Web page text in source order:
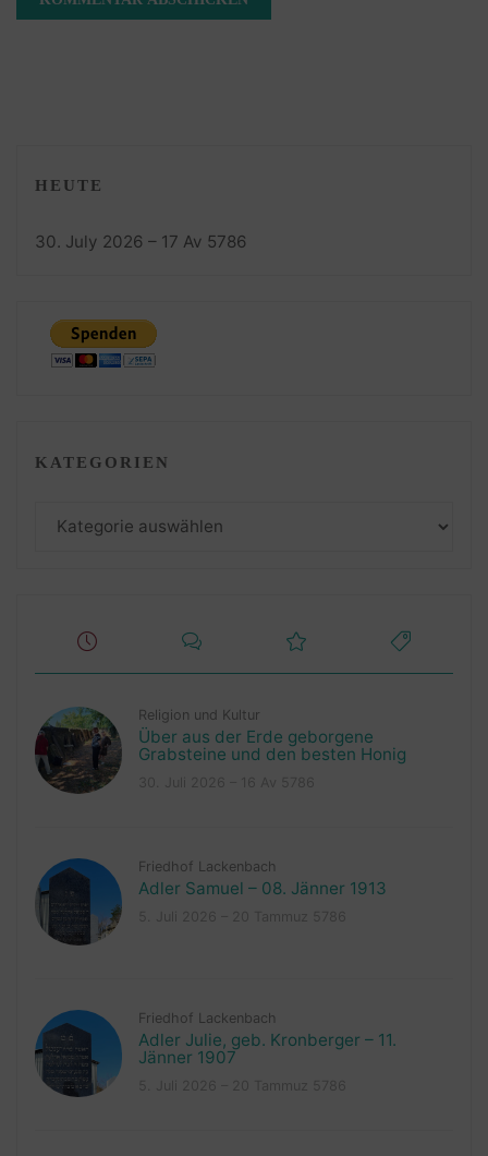
HEUTE
30. July 2026 – 17 Av 5786
KATEGORIEN
Kategorien
Religion und Kultur
Über aus der Erde geborgene
Grabsteine und den besten Honig
Friedhof Lackenbach
Adler Samuel – 08. Jänner 1913
Friedhof Lackenbach
Adler Julie, geb. Kronberger – 11.
Jänner 1907